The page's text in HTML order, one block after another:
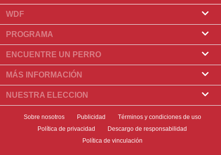
WDF
Sobre nosotros
¿Qué es World Dog Finder?
¿Qué asociaciones aceptamos?
Contacto
Nuestros socios
Boletin informativo
PROGRAMA
Programa de criadores
Programa para peluqueros
ENCUENTRE UN PERRO
Encontrar un criadero
Compre un perro
Encontrar una camada
Adopte un perro
MÁS INFORMACIÓN
Razas
Historias destacadas
Novedades
NUESTRA ELECCION
Los 10 mejores perros para elegir para vivir en un
Sobre nosotros Publicidad
Términos y condiciones de uso
Política de privacidad
Descargo de responsabilidad
Política de vinculación